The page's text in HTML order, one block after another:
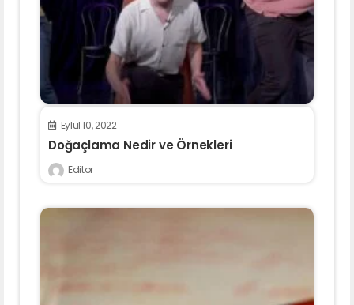
Eylül 10, 2022
Doğaçlama Nedir ve Örnekleri
Editor